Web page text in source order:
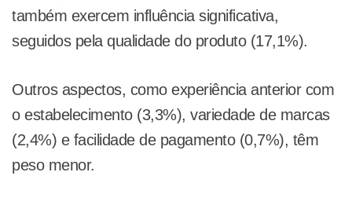
também exercem influência significativa,
seguidos pela qualidade do produto (17,1%).
Outros aspectos, como experiência anterior com
o estabelecimento (3,3%), variedade de marcas
(2,4%) e facilidade de pagamento (0,7%), têm
peso menor.